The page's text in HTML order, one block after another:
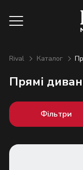
Rival Каталог
Прямі
Фільтри